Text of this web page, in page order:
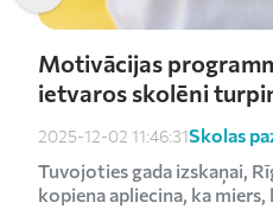
Motivācijas
ietvaros skolēni
saziedoti kārtējie
2025-12-02 11:46:31Skolas
Tuvojoties gada izskaņai,
kopiena apliecina, ka miers,